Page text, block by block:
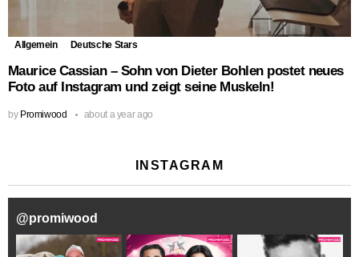
Allgemein Deutsche Stars
Maurice Cassian – Sohn von Dieter Bohlen postet neues
Foto auf Instagram und zeigt seine Muskeln!
by Promiwood about a year ago
INSTAGRAM
@promiwood